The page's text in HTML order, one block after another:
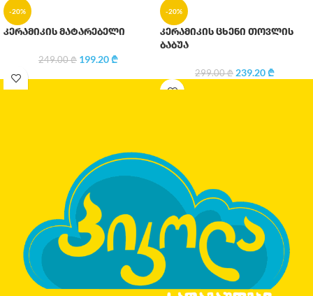
-20%
კერამიკის მატარებელი
249.00₾ 199.20₾
-20%
კერამიკის ცხენი თოვლის
ბაბუა
299.00₾ 239.20₾